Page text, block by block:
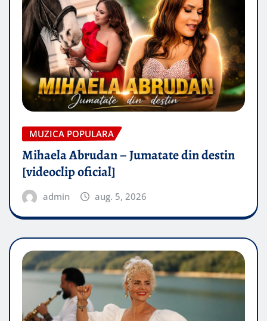
MUZICA POPULARA
Mihaela Abrudan – Jumatate din destin
[videoclip oficial]
admin aug. 5, 2026